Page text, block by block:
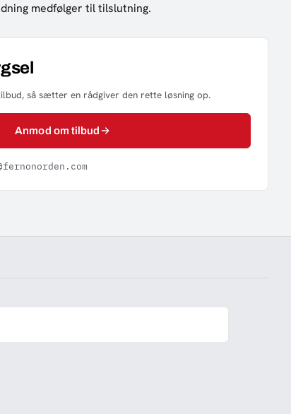
medfølger til tilslutning.
så sætter en rådgiver den rette løsning op.
Anmod om tilbud